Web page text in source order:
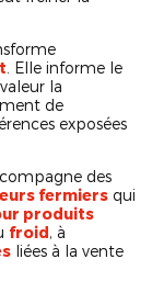
. Elle informe le
la
de
exposées
des
fermiers qui
produits
froid, à
liées à la vente